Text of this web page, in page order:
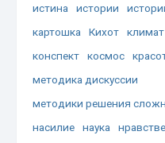
истина
истории
картошка
Кихот климат
конспект
космос
методика дискуссии
методики решения
насилие
наука